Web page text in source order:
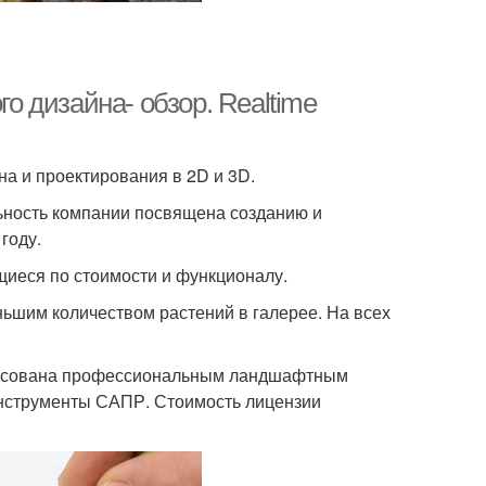
дизайна- обзор. Realtime
и проектирования в 2D и 3D.
компании посвящена созданию и
по стоимости и функционалу.
количеством растений в галерее. На всех
профессиональным ландшафтным
САПР. Стоимость лицензии